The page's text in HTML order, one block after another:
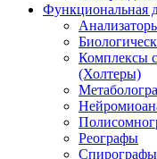
Функциональная
Комплексы
(Холтеры)
Реографы